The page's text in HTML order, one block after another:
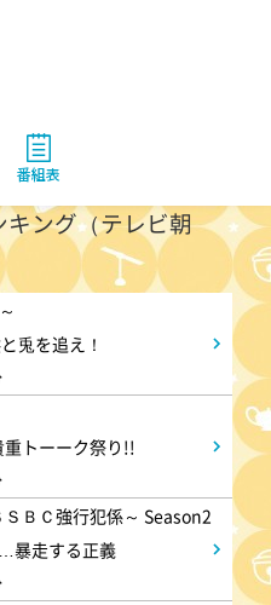
番組表
キング（テレビ朝
兎を追え！
トーーク祭り!!
ＢＣ強行犯係～ Season2
暴走する正義